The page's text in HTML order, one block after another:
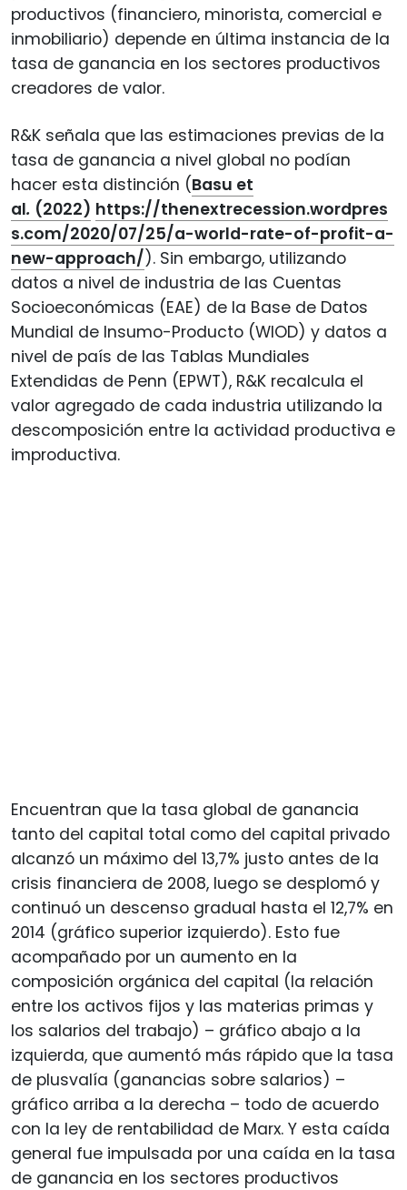
productivos (financiero, minorista, comercial e
inmobiliario) depende en última instancia de la
tasa de ganancia en los sectores productivos
creadores de valor.
R&K señala que las estimaciones previas de la
tasa de ganancia a nivel global no podían
hacer esta distinción (Basu et
al. (2022) https://thenextrecession.wordpres
s.com/2020/07/25/a-world-rate-of-profit-a-
new-approach/). Sin embargo, utilizando
datos a nivel de industria de las Cuentas
Socioeconómicas (EAE) de la Base de Datos
Mundial de Insumo-Producto (WIOD) y datos a
nivel de país de las Tablas Mundiales
Extendidas de Penn (EPWT), R&K recalcula el
valor agregado de cada industria utilizando la
descomposición entre la actividad productiva e
improductiva.
Encuentran que la tasa global de ganancia
tanto del capital total como del capital privado
alcanzó un máximo del 13,7% justo antes de la
crisis financiera de 2008, luego se desplomó y
continuó un descenso gradual hasta el 12,7% en
2014 (gráfico superior izquierdo). Esto fue
acompañado por un aumento en la
composición orgánica del capital (la relación
entre los activos fijos y las materias primas y
los salarios del trabajo) – gráfico abajo a la
izquierda, que aumentó más rápido que la tasa
de plusvalía (ganancias sobre salarios) –
gráfico arriba a la derecha – todo de acuerdo
con la ley de rentabilidad de Marx. Y esta caída
general fue impulsada por una caída en la tasa
de ganancia en los sectores productivos